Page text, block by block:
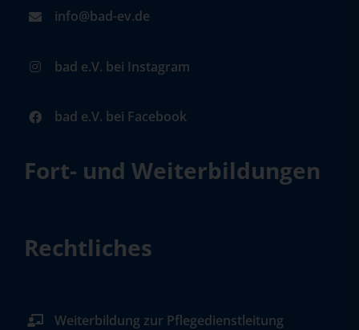
info@bad-ev.de
bad e.V. bei Instagram
bad e.V. bei Facebook
Fort- und Weiterbildungen
Rechtliches
Weiterbildung zur Pflegedienstleitung